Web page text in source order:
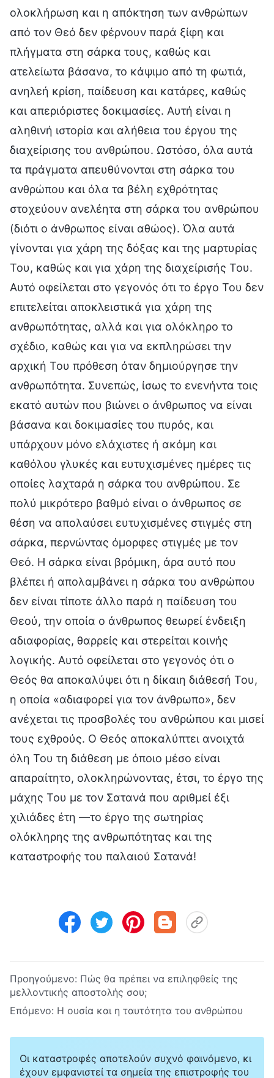
ολοκλήρωση και η απόκτηση των ανθρώπων
από τον Θεό δεν φέρνουν παρά ξίφη και
πλήγματα στη σάρκα τους, καθώς και
ατελείωτα βάσανα, το κάψιμο από τη φωτιά,
ανηλεή κρίση, παίδευση και κατάρες, καθώς
και απεριόριστες δοκιμασίες. Αυτή είναι η
αληθινή ιστορία και αλήθεια του έργου της
διαχείρισης του ανθρώπου. Ωστόσο, όλα αυτά
τα πράγματα απευθύνονται στη σάρκα του
ανθρώπου και όλα τα βέλη εχθρότητας
στοχεύουν ανελέητα στη σάρκα του ανθρώπου
(διότι ο άνθρωπος είναι αθώος). Όλα αυτά
γίνονται για χάρη της δόξας και της μαρτυρίας
Του, καθώς και για χάρη της διαχείρισής Του.
Αυτό οφείλεται στο γεγονός ότι το έργο Του δεν
επιτελείται αποκλειστικά για χάρη της
ανθρωπότητας, αλλά και για ολόκληρο το
σχέδιο, καθώς και για να εκπληρώσει την
αρχική Του πρόθεση όταν δημιούργησε την
ανθρωπότητα. Συνεπώς, ίσως το ενενήντα τοις
εκατό αυτών που βιώνει ο άνθρωπος να είναι
βάσανα και δοκιμασίες του πυρός, και
υπάρχουν μόνο ελάχιστες ή ακόμη και
καθόλου γλυκές και ευτυχισμένες ημέρες τις
οποίες λαχταρά η σάρκα του ανθρώπου. Σε
πολύ μικρότερο βαθμό είναι ο άνθρωπος σε
θέση να απολαύσει ευτυχισμένες στιγμές στη
σάρκα, περνώντας όμορφες στιγμές με τον
Θεό. Η σάρκα είναι βρόμικη, άρα αυτό που
βλέπει ή απολαμβάνει η σάρκα του ανθρώπου
δεν είναι τίποτε άλλο παρά η παίδευση του
Θεού, την οποία ο άνθρωπος θεωρεί ένδειξη
αδιαφορίας, θαρρείς και στερείται κοινής
λογικής. Αυτό οφείλεται στο γεγονός ότι ο
Θεός θα αποκαλύψει ότι η δίκαιη διάθεσή Του,
η οποία «αδιαφορεί για τον άνθρωπο», δεν
ανέχεται τις προσβολές του ανθρώπου και μισεί
τους εχθρούς. Ο Θεός αποκαλύπτει ανοιχτά
όλη Του τη διάθεση με όποιο μέσο είναι
απαραίτητο, ολοκληρώνοντας, έτσι, το έργο της
μάχης Του με τον Σατανά που αριθμεί έξι
χιλιάδες έτη —το έργο της σωτηρίας
ολόκληρης της ανθρωπότητας και της
καταστροφής του παλαιού Σατανά!
Προηγούμενο: Πώς θα πρέπει να επιληφθείς της
μελλοντικής αποστολής σου;
Επόμενο: Η ουσία και η ταυτότητα του ανθρώπου
Οι καταστροφές αποτελούν συχνό φαινόμενο, κι
έχουν εμφανιστεί τα σημεία της επιστροφής του